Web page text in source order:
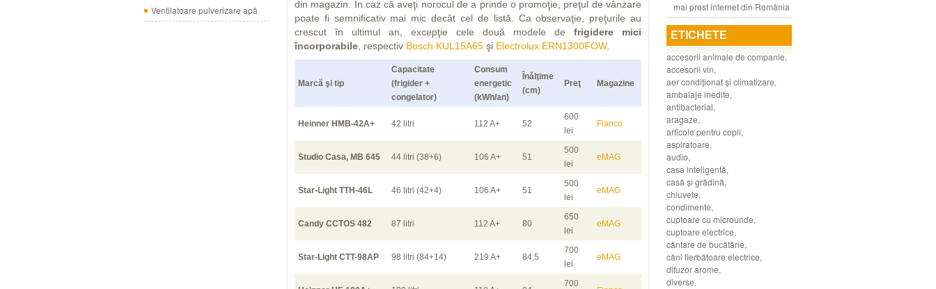
Ventilatoare pulverizare apă
din magazin. În caz că aveţi norocul de a prinde o promoţie, preţul de vânzare
poate fi semnificativ mai mic decât cel de listă. Ca observaţie, preţurile au
crescut în ultimul an, excepţie cele două modele de frigidere mici
încorporabile , respectiv Bosch KUL15A65 şi Electrolux ERN1300FOW.
Marcă şi tip
Capacitate
(frigider +
congelator)
Consum
energetic
(kWh/an)
Înălţime
(cm)
Preţ Magazine
Heinner HMB-42A+ 42 litri 112 A+ 52
600
lei
Flanco
Studio Casa, MB 645 44 litri (38+6) 106 A+ 51
500
lei
eMAG
Star-Light TTH-46L 46 litri (42+4) 106 A+ 51
500
lei
eMAG
Candy CCTOS 482 87 litri 112 A+ 80
650
lei
eMAG
Star-Light CTT-98AP 98 litri (84+14) 219 A+ 84,5
700
lei
eMAG
700
mai prost internet din România
ETICHETE
accesorii animale de companie,
accesorii vin,
aer condiţionat şi climatizare,
ambalaje inedite,
antibacterial,
aragaze,
articole pentru copii,
aspiratoare,
audio,
casa inteligentă,
casă şi grădină,
chiuvete,
condimente,
cuptoare cu microunde,
cuptoare electrice,
cântare de bucătărie,
căni fierbătoare electrice,
difuzor arome,
diverse,